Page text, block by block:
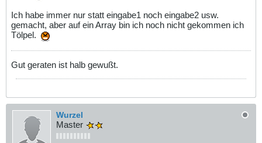
Ich habe immer nur statt eingabe1 noch eingabe2 usw.
gemacht, aber auf ein Array bin ich noch nicht gekommen ich
Tölpel.
Gut geraten ist halb gewußt.
Wurzel
Master